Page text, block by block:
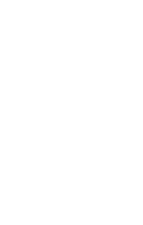
la rentabilidad y
de
utiliza el
sobre el
en el riesgo
evaluar factores
la posición en el